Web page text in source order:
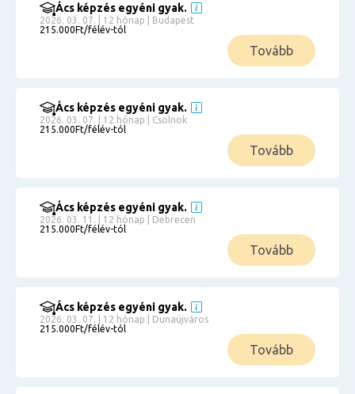
Ács képzés egyéni gyak.
2026. 03. 07. | 12 hónap | Budapest
215.000Ft/félév-tól
Tovább
Ács képzés egyéni gyak.
2026. 03. 07. | 12 hónap | Csolnok
215.000Ft/félév-tól
Tovább
Ács képzés egyéni gyak.
2026. 03. 11. | 12 hónap | Debrecen
215.000Ft/félév-tól
Tovább
Ács képzés egyéni gyak.
2026. 03. 07. | 12 hónap | Dunaújváros
215.000Ft/félév-tól
Tovább